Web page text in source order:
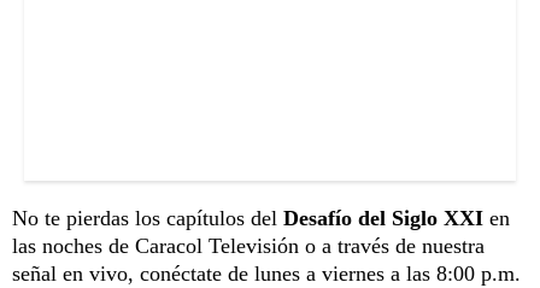
No te pierdas los capítulos del Desafío del Siglo XXI en
las noches de Caracol Televisión o a través de nuestra
señal en vivo, conéctate de lunes a viernes a las 8:00 p.m.